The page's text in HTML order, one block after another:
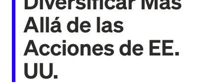
Allá de las
Acciones de EE.
UU.